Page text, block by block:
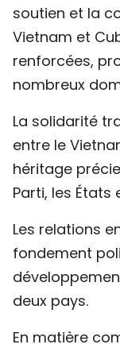
soutien et la
Vietnam et
renforcées,
nombreux
La solidarité
entre le
héritage
Parti, les États
Les relations
fondement
deux pays.
En matière